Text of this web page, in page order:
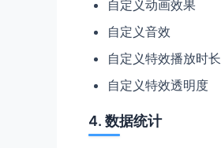
自定义动画效果
自定义音效
自定义特效播放时长
自定义特效透明度
4. 数据统计